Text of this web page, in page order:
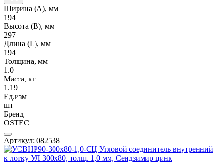
Ширина (А), мм
194
Высота (В), мм
297
Длина (L), мм
194
Толщина, мм
1.0
Масса, кг
1.19
Ед.изм
шт
Бренд
OSTEC
Артикул: 082538